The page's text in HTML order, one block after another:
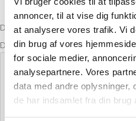
annoncer, til at vise dig
at analysere vores trafik. Vi
din brug af vores
for sociale medier,
analysepartnere. Vores
data med andre oplysninger,
de har indsamlet fra din brug
Din bedømmelse
Din anmeldelse *